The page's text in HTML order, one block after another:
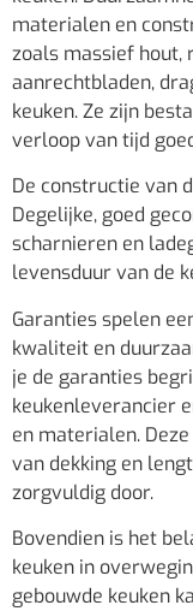
materialen en
zoals massief
aanrechtbladen,
keuken. Ze zijn
verloop van tijd
De constructie van
Degelijke, goed
scharnieren en
levensduur van de
Garanties spelen
kwaliteit en
je de garanties
keukenleverancier
en materialen.
van dekking en
zorgvuldig door.
Bovendien is het
keuken in
gebouwde keuken